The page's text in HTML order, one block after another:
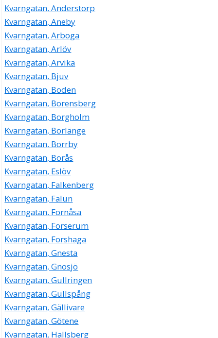
Kvarngatan, Anderstorp
Kvarngatan, Aneby
Kvarngatan, Arboga
Kvarngatan, Arlöv
Kvarngatan, Arvika
Kvarngatan, Bjuv
Kvarngatan, Boden
Kvarngatan, Borensberg
Kvarngatan, Borgholm
Kvarngatan, Borlänge
Kvarngatan, Borrby
Kvarngatan, Borås
Kvarngatan, Eslöv
Kvarngatan, Falkenberg
Kvarngatan, Falun
Kvarngatan, Fornåsa
Kvarngatan, Forserum
Kvarngatan, Forshaga
Kvarngatan, Gnesta
Kvarngatan, Gnosjö
Kvarngatan, Gullringen
Kvarngatan, Gullspång
Kvarngatan, Gällivare
Kvarngatan, Götene
Kvarngatan, Hallsberg